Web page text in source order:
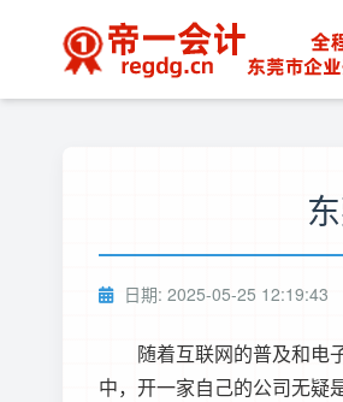
日期: 2025-05-25 12:19:43
随着互联网的普及和电
中，开一家自己的公司无疑